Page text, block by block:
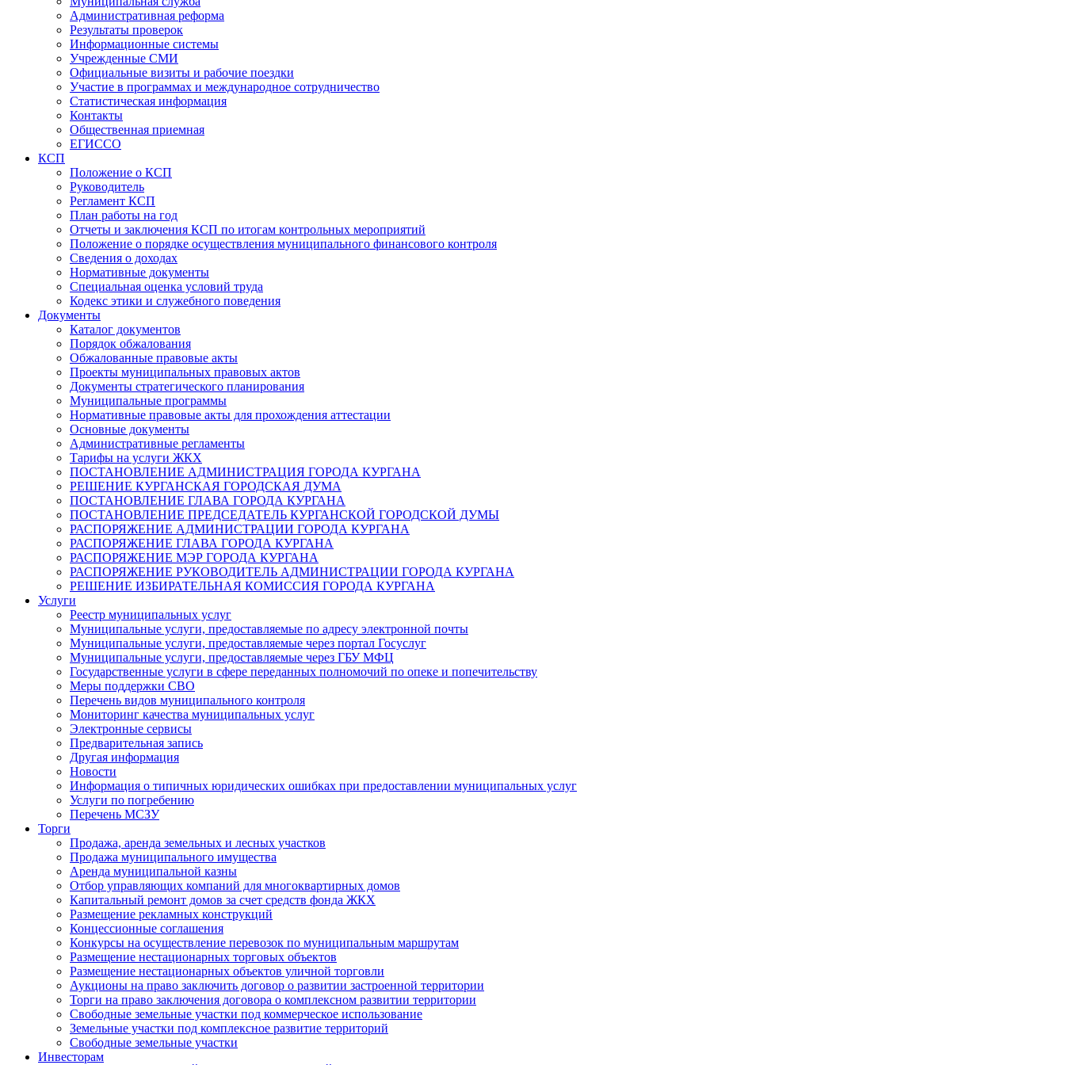
Административная реформа
Результаты проверок
Информационные системы
Учрежденные СМИ
Официальные визиты и рабочие поездки
Участие в программах и международное сотрудничество
Статистическая информация
Контакты
Общественная приемная
ЕГИССО
КСП
Положение о КСП
Руководитель
Регламент КСП
План работы на год
Отчеты и заключения КСП по итогам контрольных мероприятий
Положение о порядке осуществления муниципального финансового контроля
Сведения о доходах
Нормативные документы
Специальная оценка условий труда
Кодекс этики и служебного поведения
Документы
Каталог документов
Порядок обжалования
Обжалованные правовые акты
Проекты муниципальных правовых актов
Документы стратегического планирования
Муниципальные программы
Нормативные правовые акты для прохождения аттестации
Основные документы
Административные регламенты
Тарифы на услуги ЖКХ
ПОСТАНОВЛЕНИЕ АДМИНИСТРАЦИЯ ГОРОДА КУРГАНА
РЕШЕНИЕ КУРГАНСКАЯ ГОРОДСКАЯ ДУМА
ПОСТАНОВЛЕНИЕ ГЛАВА ГОРОДА КУРГАНА
ПОСТАНОВЛЕНИЕ ПРЕДСЕДАТЕЛЬ КУРГАНСКОЙ ГОРОДСКОЙ ДУМЫ
РАСПОРЯЖЕНИЕ АДМИНИСТРАЦИИ ГОРОДА КУРГАНА
РАСПОРЯЖЕНИЕ ГЛАВА ГОРОДА КУРГАНА
РАСПОРЯЖЕНИЕ МЭР ГОРОДА КУРГАНА
РАСПОРЯЖЕНИЕ РУКОВОДИТЕЛЬ АДМИНИСТРАЦИИ ГОРОДА КУРГАНА
РЕШЕНИЕ ИЗБИРАТЕЛЬНАЯ КОМИССИЯ ГОРОДА КУРГАНА
Услуги
Реестр муниципальных услуг
Муниципальные услуги, предоставляемые по адресу электронной почты
Муниципальные услуги, предоставляемые через портал Госуслуг
Муниципальные услуги, предоставляемые через ГБУ МФЦ
Государственные услуги в сфере переданных полномочий по опеке и попечительству
Меры поддержки СВО
Перечень видов муниципального контроля
Мониторинг качества муниципальных услуг
Электронные сервисы
Предварительная запись
Другая информация
Новости
Информация о типичных юридических ошибках при предоставлении муниципальных услуг
Услуги по погребению
Перечень МСЗУ
Торги
Продажа, аренда земельных и лесных участков
Продажа муниципального имущества
Аренда муниципальной казны
Отбор управляющих компаний для многоквартирных домов
Капитальный ремонт домов за счет средств фонда ЖКХ
Размещение рекламных конструкций
Концессионные соглашения
Конкурсы на осуществление перевозок по муниципальным маршрутам
Размещение нестационарных торговых объектов
Размещение нестационарных объектов уличной торговли
Аукционы на право заключить договор о развитии застроенной территории
Торги на право заключения договора о комплексном развитии территории
Свободные земельные участки под коммерческое использование
Земельные участки под комплексное развитие территорий
Свободные земельные участки
Инвесторам